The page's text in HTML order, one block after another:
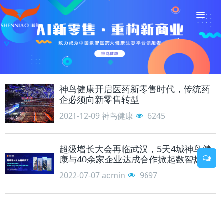
神鸟健康开启医药新零售时代，传统药
企必须向新零售转型
2021-12-09神鸟健康 6245
超级增长大会再临武汉，5天4城神鸟健
康与40余家企业达成合作掀起数智热潮
2022-07-07 admin 9697